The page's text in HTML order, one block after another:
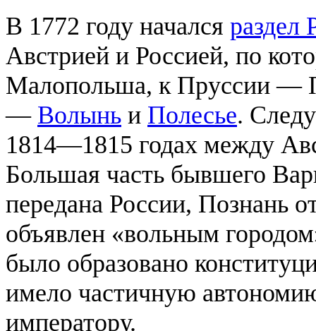
В 1772 году начался раздел
Австрией и Россией, по
Малопольша, к Пруссии —
— Волынь и Полесье.
1814—1815 годах между
Большая часть бывшего
передана России, Познань
объявлен «вольным
было образовано
имело частичную
императору.